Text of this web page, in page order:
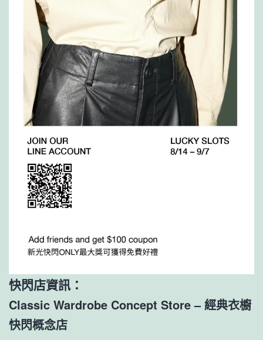
快閃店資訊：
Classic Wardrobe Concept Store – 經典衣櫥
快閃概念店